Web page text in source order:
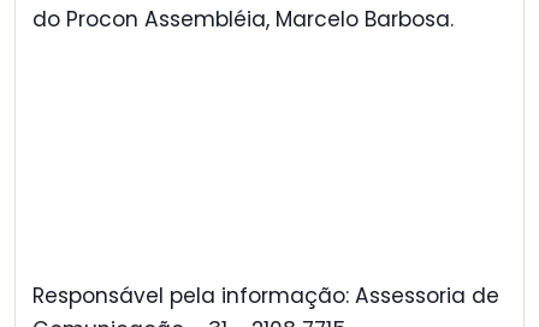
do Procon Assembléia, Marcelo Barbosa.
Responsável pela informação: Assessoria de